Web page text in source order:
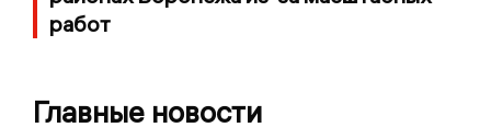
работ
Главные новости